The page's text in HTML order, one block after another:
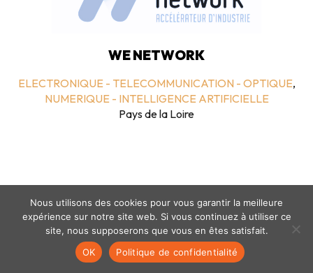
WE NETWORK
ELECTRONIQUE - TELECOMMUNICATION - OPTIQUE,
NUMERIQUE - INTELLIGENCE ARTIFICIELLE
Pays de la Loire
Mentions légales - politique de confidentialité
Nous utilisons des cookies pour vous garantir la meilleure
expérience sur notre site web. Si vous continuez à utiliser ce
site, nous supposerons que vous en êtes satisfait.
OK
Politique de confidentialité